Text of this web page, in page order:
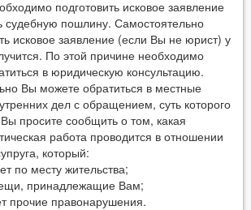
подготовить исковое заявление
судебную пошлину. Самостоятельно
исковое заявление (если Вы не юрист) у
По этой причине необходимо
в юридическую консультацию.
Вы можете обратиться в местные
дел с обращением, суть которого
просите сообщить о том, какая
работа проводится в отношении
который:
по месту жительства;
принадлежащие Вам;
прочие правонарушения.